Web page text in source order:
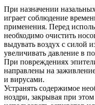
При назначении
играет соблюдение
применения. Перед
необходимо очистить
выдувать воздух с силой
увеличивать давление в
При повреждениях
направлены на
и вирусами.
Устранять содержимое
ноздри, закрывая при